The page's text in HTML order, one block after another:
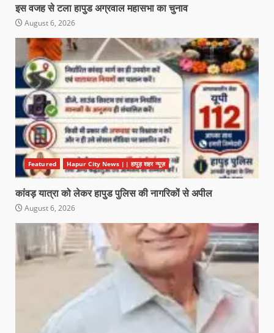
इस वजह से टला हापुड अग्रवाल महासभा का चुनाव
August 6, 2026
Featured Hapur City News || हापुड़ शहर न्यूज़
कांवड़ यात्रा को लेकर हापुड पुलिस की नागरिकों से अपील
August 6, 2026